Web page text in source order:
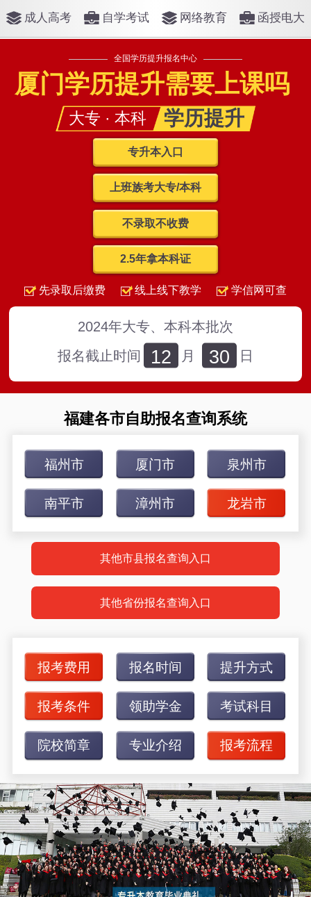
成人高考 自学考试 网络教育 函授电大
全国学历提升报名中心
厦门学历提升需要上课吗
大专 · 本科 学历提升
专升本入口
上班族考大专/本科
不录取不收费
2.5年拿本科证
先录取后缴费 线上线下教学 学信网可查
2024年大专、本科本批次
报名截止时间
12 月 30 日
福建各市自助报名查询系统
福州市 厦门市 泉州市
南平市 漳州市 龙岩市
其他市县报名查询入口
其他省份报名查询入口
报考费用 报名时间 提升方式
报考条件 领助学金 考试科目
院校简章 专业介绍 报考流程